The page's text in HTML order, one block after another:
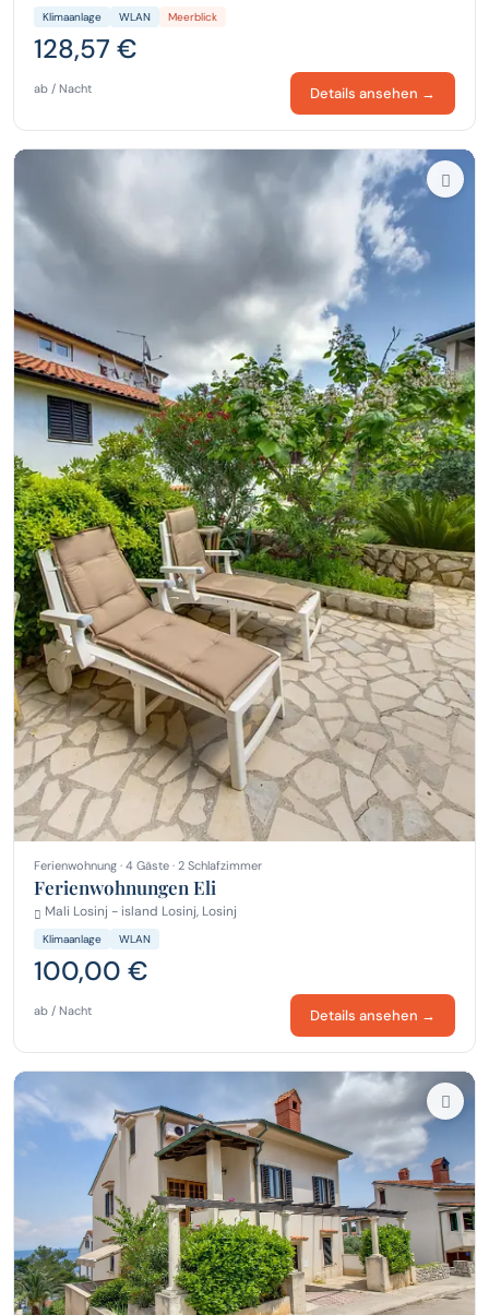
Klimaanlage WLAN Meerblick
128,57 €
ab / Nacht Details ansehen →
Ferienwohnung · 4 Gäste · 2 Schlafzimmer
Ferienwohnungen Eli
Mali Losinj - island Losinj, Losinj
Klimaanlage WLAN
100,00 €
ab / Nacht Details ansehen →